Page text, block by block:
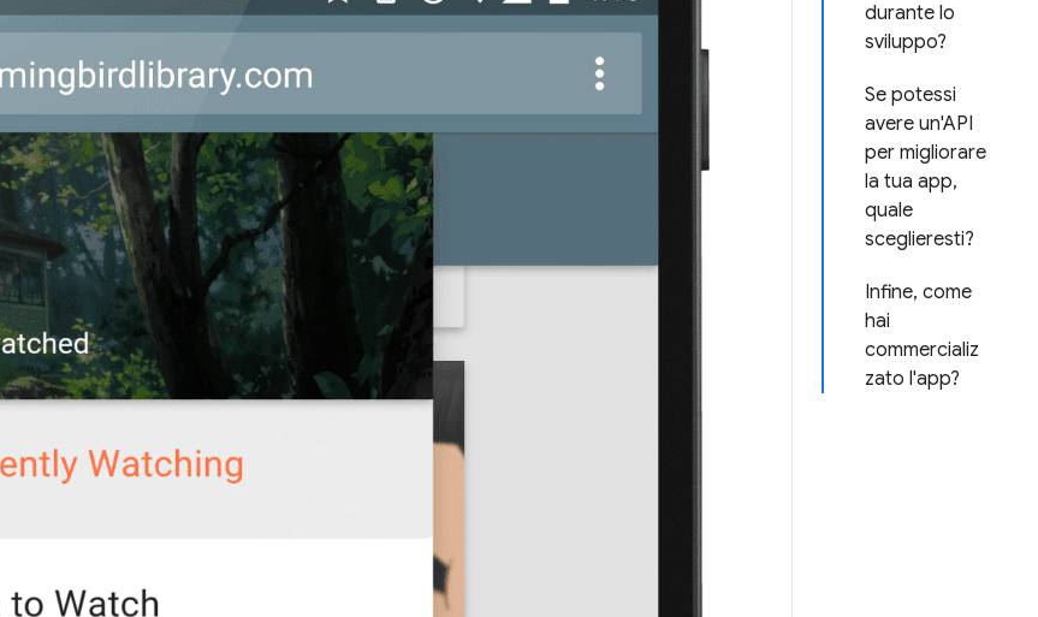
durante lo
sviluppo?
Se potessi
avere un'API
per migliorare
la tua app,
quale
sceglieresti?
Infine, come
hai
commercializ
zato l'app?